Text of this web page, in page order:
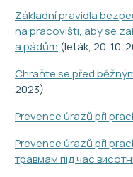
Základní pravidla
na pracovišti, aby se
a pádům (leták, 20. 10.
Chraňte se před
2023)
Prevence úrazů při
Prevence úrazů při
травмам під час